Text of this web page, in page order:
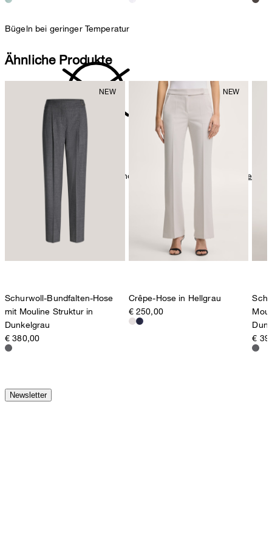
Bügeln bei geringer Temperatur
nicht reinigen
Weitere Pflegeinformationen finden Sie unter:
Unsere Qualitäten:
Baumwolle
Ähnliche Produkte
Schurwoll-Bundfalten-Hose
mit Mouline Struktur in
Dunkelgrau
€ 380,00
Crêpe-Hose in Hellgrau
€ 250,00
€
Newsletter